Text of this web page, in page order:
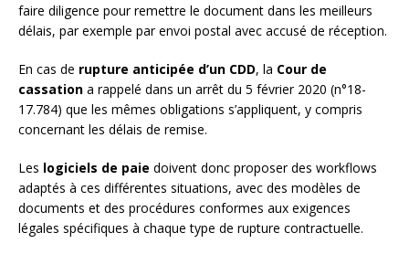
faire diligence pour remettre le document dans les meilleurs
délais, par exemple par envoi postal avec accusé de réception.
En cas de rupture anticipée d’un CDD, la Cour de
cassation a rappelé dans un arrêt du 5 février 2020 (n°18-
17.784) que les mêmes obligations s’appliquent, y compris
concernant les délais de remise.
Les logiciels de paie doivent donc proposer des workflows
adaptés à ces différentes situations, avec des modèles de
documents et des procédures conformes aux exigences
légales spécifiques à chaque type de rupture contractuelle.